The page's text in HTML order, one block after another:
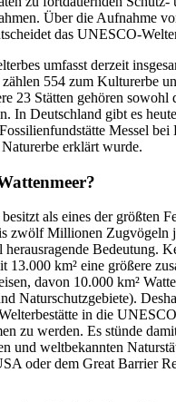
Über die Aufnahme
das UNESCO-
umfasst derzeit
554 zum Kulturerbe
23 Stätten gehören sowohl
In Deutschland gibt es
Messel bei
erklärt wurde.
als eines der größten
zwölf Millionen Zugvögeln
herausragende Bedeutung.
13.000 km² eine größere
davon 10.000 km²
Naturschutzgebiete).
in die
zu werden. Es stünde
und weltbekannten
oder dem Great Barrier